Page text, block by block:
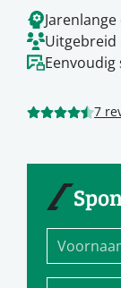
Uitgebreid
7